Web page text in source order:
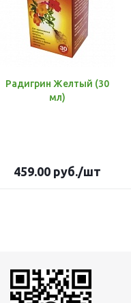
Радигрин Желтый (30
мл)
459.00 руб./шт